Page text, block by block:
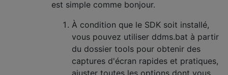
est simple comme bonjour.
À condition que le SDK soit installé,
vous pouvez utiliser ddms.bat à partir
du dossier tools pour obtenir des
captures d'écran rapides et pratiques,
ajuster toutes les options dont vous